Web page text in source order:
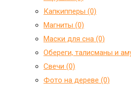
Капкипперы (0)
Магниты (0)
Маски для сна (0)
Обереги, талисманы и
Свечи (0)
Фото на дереве (0)